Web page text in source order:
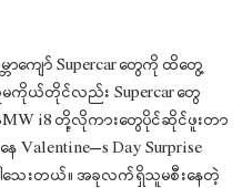
ကျော် Supercar တွေကို ထိတွေ့
တိုင်လည်း Supercar တွေ
i8 တို့လိုကားတွေပိုင်ဆိုင်ဖူးတာ
Day Surprise
ါသေးတယ်။ အခုလက်ရှိသူမစီးနေတဲ့